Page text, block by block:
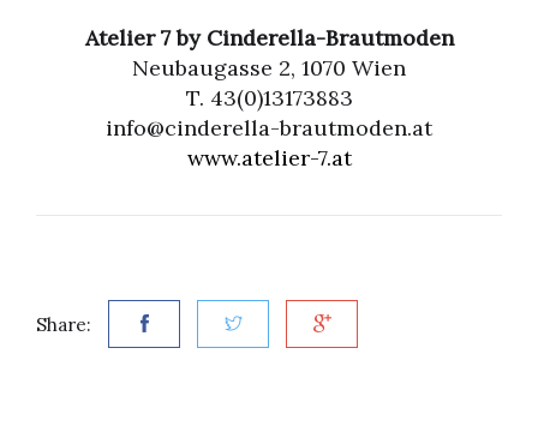
Atelier 7 by Cinderella-Brautmoden
Neubaugasse 2, 1070 Wien
T. 43(0)13173883
info@cinderella-brautmoden.at
www.atelier-7.at
Share: